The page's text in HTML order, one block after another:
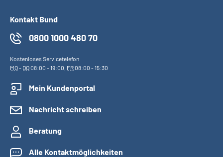
Kontakt Bund
0800 1000 480 70
Kostenloses Servicetelefon
MO- DO08:00 - 19:00, FR08:00 - 15:30
Mein Kundenportal
Nachricht schreiben
Beratung
Alle Kontaktmöglichkeiten